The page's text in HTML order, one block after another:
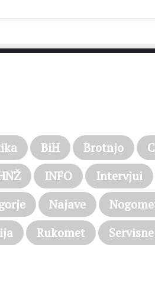
BiH Brotnjo
INFO Intervjui
Najave
Rukomet